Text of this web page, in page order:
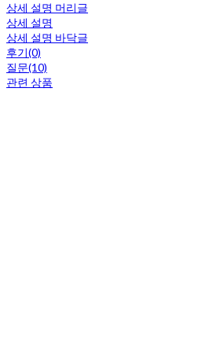
상세 설명 머리글
상세 설명
상세 설명 바닥글
후기(0)
질문(10)
관련 상품